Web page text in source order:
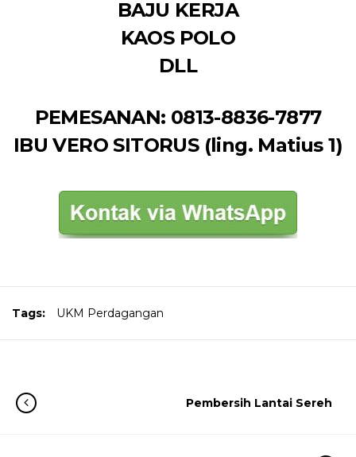
BAJU KERJA
KAOS POLO
DLL
PEMESANAN: 0813-8836-7877
IBU VERO SITORUS (ling. Matius 1)
Tags: UKM Perdagangan
Pembersih Lantai Sereh